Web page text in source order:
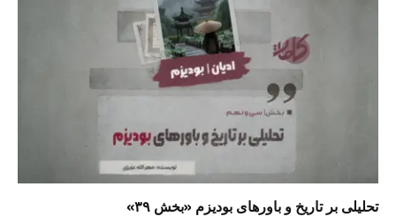
تحلیلی بر تاریخ و باورهای بودیزم «بخش ۳۹»